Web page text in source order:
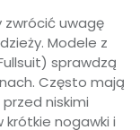
zwrócić uwagę
Modele z
sprawdzą
Często mają
niskimi
nogawki i